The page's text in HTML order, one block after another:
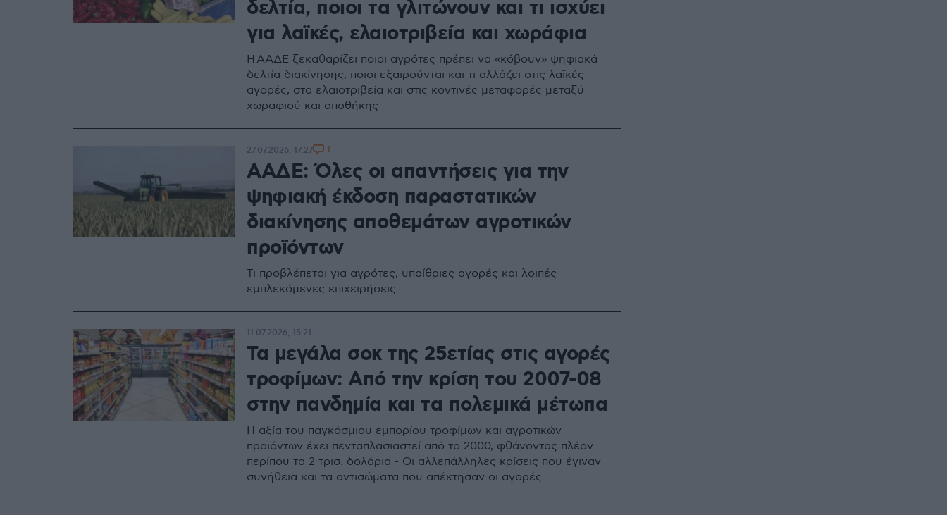
δελτία, ποιοι τα γλιτώνουν και τι ισχύει
για λαϊκές, ελαιοτριβεία και χωράφια
Η ΑΑΔΕ ξεκαθαρίζει ποιοι αγρότες πρέπει να «κόβουν» ψηφιακά
δελτία διακίνησης, ποιοι εξαιρούνται και τι αλλάζει στις λαϊκές
αγορές, στα ελαιοτριβεία και στις κοντινές μεταφορές μεταξύ
χωραφιού και αποθήκης
ΑΑΔΕ: Όλες οι απαντήσεις για την
ψηφιακή έκδοση παραστατικών
διακίνησης αποθεμάτων αγροτικών
προϊόντων
Τι προβλέπεται για αγρότες, υπαίθριες αγορές και λοιπές
εμπλεκόμενες επιχειρήσεις
27.07.2026, 17:27 1
Τα μεγάλα σοκ της 25ετίας στις αγορές
τροφίμων: Από την κρίση του 2007-08
στην πανδημία και τα πολεμικά μέτωπα
Η αξία του παγκόσμιου εμπορίου τροφίμων και αγροτικών
προϊόντων έχει πενταπλασιαστεί από το 2000, φθάνοντας πλέον
περίπου τα 2 τρισ. δολάρια - Οι αλλεπάλληλες κρίσεις που έγιναν
συνήθεια και τα αντισώματα που απέκτησαν οι αγορές
11.07.2026, 15:21